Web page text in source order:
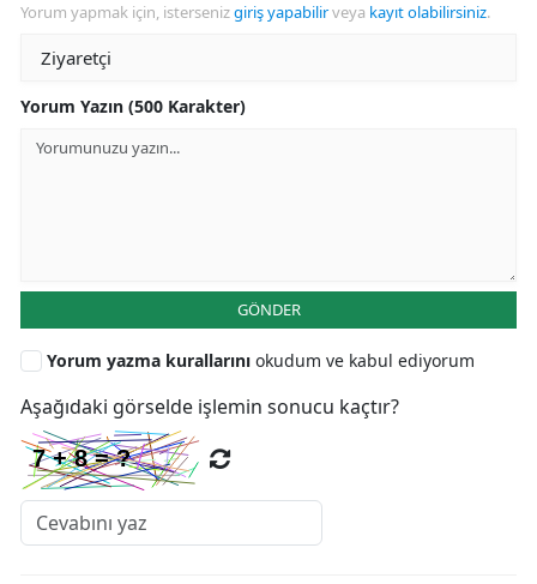
Yorum yapmak için, istersenizgiriş yapabilirveya kayıt olabilirsiniz.
Yorum Yazın (500 Karakter)
GÖNDER
Yorum yazma kurallarını okudum ve kabul ediyorum
Aşağıdaki görselde işlemin sonucu kaçtır?